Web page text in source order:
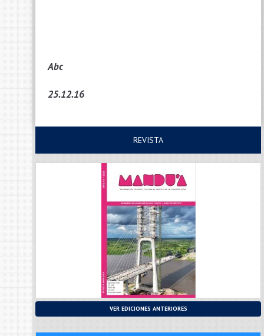
Abc
25.12.16
REVISTA
VER EDICIONES ANTERIORES